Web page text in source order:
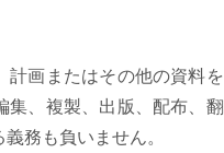
画またはその他の資料
、複製、出版、配布、
務も負いません。